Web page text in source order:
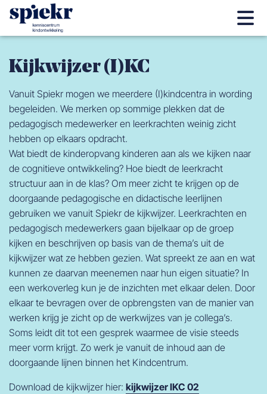
Kijkwijzer (I)KC
Vanuit Spiekr mogen we meerdere (I)kindcentra in wording
begeleiden. We merken op sommige plekken dat de
pedagogisch medewerker en leerkrachten weinig zicht
hebben op elkaars opdracht.
Wat biedt de kinderopvang kinderen aan als we kijken naar
de cognitieve ontwikkeling? Hoe biedt de leerkracht
structuur aan in de klas? Om meer zicht te krijgen op de
doorgaande pedagogische en didactische leerlijnen
gebruiken we vanuit Spiekr de kijkwijzer. Leerkrachten en
pedagogisch medewerkers gaan bijelkaar op de groep
kijken en beschrijven op basis van de thema’s uit de
kijkwijzer wat ze hebben gezien. Wat spreekt ze aan en wat
kunnen ze daarvan meenemen naar hun eigen situatie? In
een werkoverleg kun je de inzichten met elkaar delen. Door
elkaar te bevragen over de opbrengsten van de manier van
werken krijg je zicht op de werkwijzes van je collega’s.
Soms leidt dit tot een gesprek waarmee de visie steeds
meer vorm krijgt. Zo werk je vanuit de inhoud aan de
doorgaande lijnen binnen het Kindcentrum.
Download de kijkwijzer hier: kijkwijzer IKC 02